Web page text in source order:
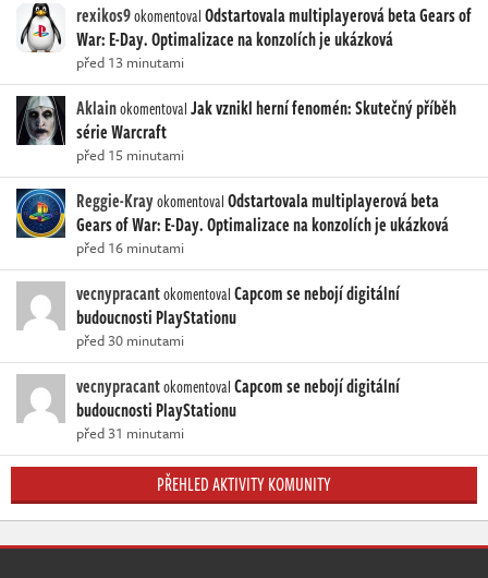
rexikos9okomentovalOdstartovala multiplayerová beta Gears of
War: E-Day. Optimalizace na konzolích je ukázková
před 13 minutami
AklainokomentovalJak vznikl herní fenomén: Skutečný příběh
série Warcraft
před 15 minutami
Reggie-KrayokomentovalOdstartovala multiplayerová beta
Gears of War: E-Day. Optimalizace na konzolích je ukázková
před 16 minutami
vecnypracantokomentovalCapcom se nebojí digitální
budoucnosti PlayStationu
před 30 minutami
vecnypracantokomentovalCapcom se nebojí digitální
budoucnosti PlayStationu
před 31 minutami
PŘEHLED AKTIVITY KOMUNITY